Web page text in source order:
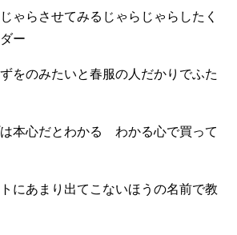
ゃらさせてみるじゃらじゃらしたく
ー
をのみたいと春服の人だかりでふた
本心だとわかる わかる心で買って
にあまり出てこないほうの名前で教